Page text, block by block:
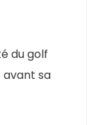
du golf
avant sa